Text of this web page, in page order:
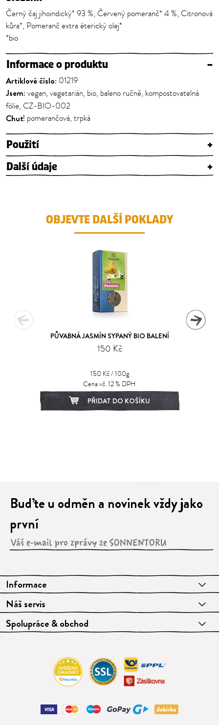
Černý čaj jihoindický* 93 %, Červený pomeranč* 4 %, Citronová
kůra*, Pomeranč extra éterický olej*
*bio
Informace o produktu –
Artiklové číslo: 01219
Jsem: vegan, vegetarián, bio, baleno ručně, kompostovatelná
fólie, CZ-BIO-002
Chuť: pomerančová, trpká
Použití
+
Další údaje
+
OBJEVTE DALŠÍ POKLADY
PŮVABNÁ JASMÍN SYPANÝ BIO BALENÍ
150 Kč
150 Kč / 100g
Cena vč. 12 % DPH
PŘIDAT DO KOŠÍKU
Informace
Náš servis
Spolupráce & obchod
Buďte u odměn a novinek vždy jako
první